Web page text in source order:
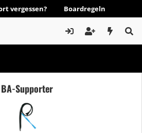
vergessen? Boardregeln
BA-Supporter